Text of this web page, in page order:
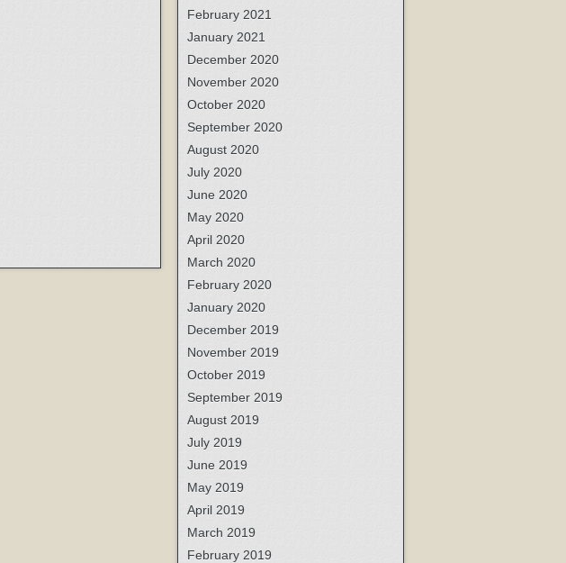
February 2021
January 2021
December 2020
November 2020
October 2020
September 2020
August 2020
July 2020
June 2020
May 2020
April 2020
March 2020
February 2020
January 2020
December 2019
November 2019
October 2019
September 2019
August 2019
July 2019
June 2019
May 2019
April 2019
March 2019
February 2019